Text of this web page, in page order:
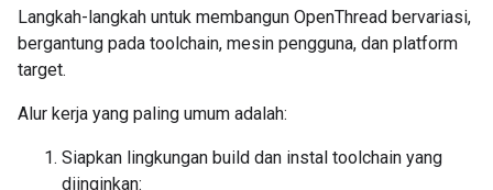
Langkah-langkah untuk membangun OpenThread bervariasi,
bergantung pada toolchain, mesin pengguna, dan platform
target.
Alur kerja yang paling umum adalah:
Siapkan lingkungan build dan instal toolchain yang
diinginkan: